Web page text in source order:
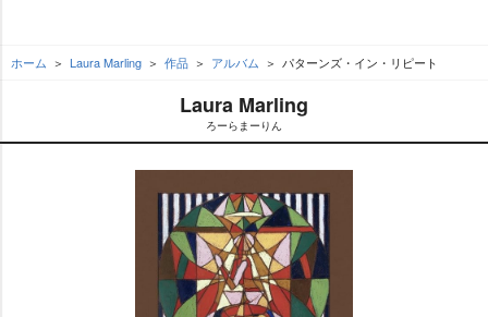
ホーム Laura Marling 作品 アルバム パターンズ・イン・リピート
Laura Marling
ろーらまーりん